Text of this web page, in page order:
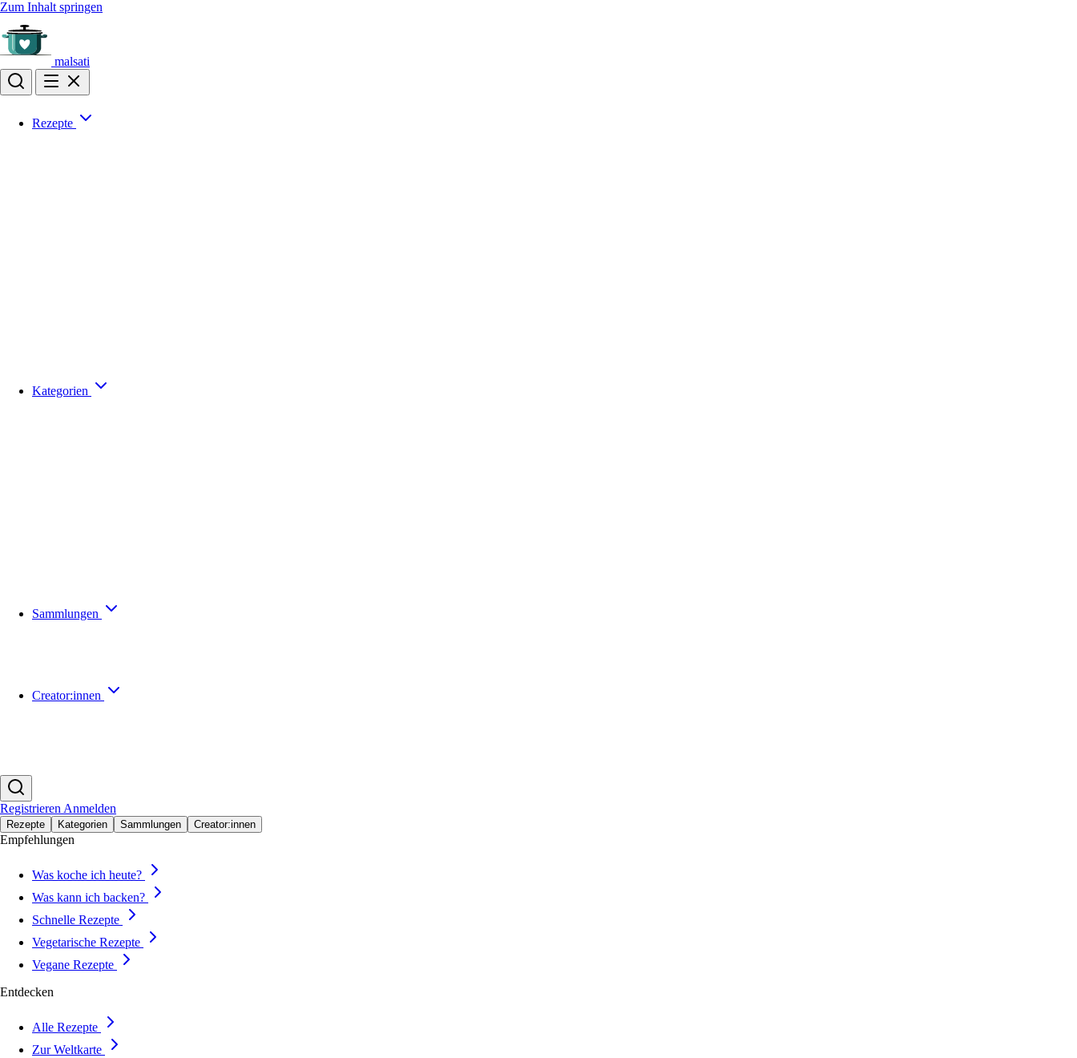
Zum Inhalt springen
malsati
Rezepte
Kategorien
Sammlungen
Creator:innen
Registrieren Anmelden
Rezepte Kategorien Sammlungen Creator:innen
Empfehlungen
Was koche ich heute?
Was kann ich backen?
Schnelle Rezepte
Vegetarische Rezepte
Vegane Rezepte
Entdecken
Alle Rezepte
Zur Weltkarte